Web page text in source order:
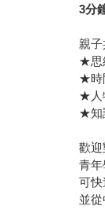
3分
親子
★思
★時
★人
★知
歡迎
青年
可快
並從